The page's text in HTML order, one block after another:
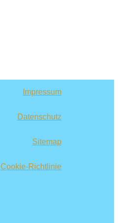
Impressum
Datenschutz
Sitemap
Cookie-Richtlinie